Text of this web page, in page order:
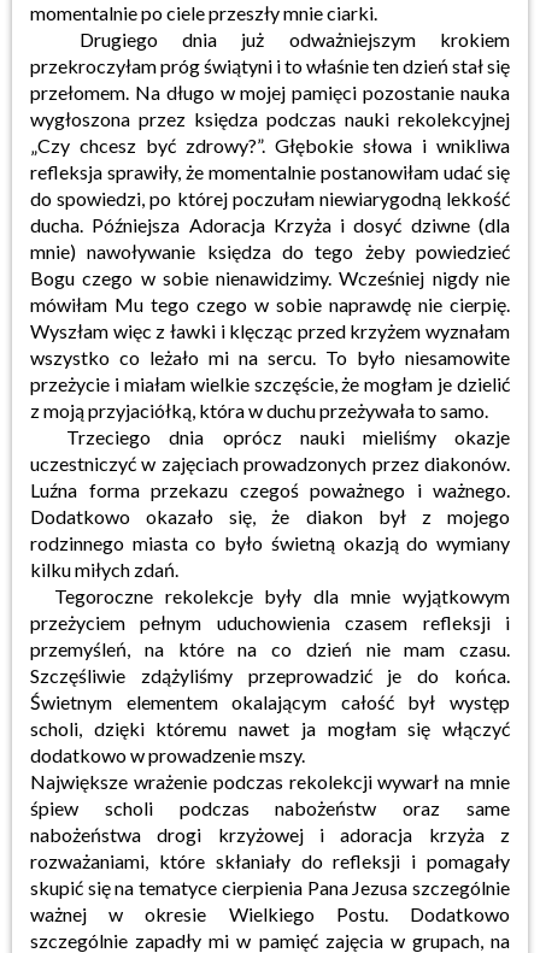
momentalnie po ciele przeszły mnie ciarki.
Drugiego dnia już odważniejszym krokiem
przekroczyłam próg świątyni i to właśnie ten dzień stał się
przełomem. Na długo w mojej pamięci pozostanie nauka
wygłoszona przez księdza podczas nauki rekolekcyjnej
„Czy chcesz być zdrowy?”. Głębokie słowa i wnikliwa
refleksja sprawiły, że momentalnie postanowiłam udać się
do spowiedzi, po której poczułam niewiarygodną lekkość
ducha. Późniejsza Adoracja Krzyża i dosyć dziwne (dla
mnie) nawoływanie księdza do tego żeby powiedzieć
Bogu czego w sobie nienawidzimy. Wcześniej nigdy nie
mówiłam Mu tego czego w sobie naprawdę nie cierpię.
Wyszłam więc z ławki i klęcząc przed krzyżem wyznałam
wszystko co leżało mi na sercu. To było niesamowite
przeżycie i miałam wielkie szczęście, że mogłam je dzielić
z moją przyjaciółką, która w duchu przeżywała to samo.
Trzeciego dnia oprócz nauki mieliśmy okazje
uczestniczyć w zajęciach prowadzonych przez diakonów.
Luźna forma przekazu czegoś poważnego i ważnego.
Dodatkowo okazało się, że diakon był z mojego
rodzinnego miasta co było świetną okazją do wymiany
kilku miłych zdań.
Tegoroczne rekolekcje były dla mnie wyjątkowym
przeżyciem pełnym uduchowienia czasem refleksji i
przemyśleń, na które na co dzień nie mam czasu.
Szczęśliwie zdążyliśmy przeprowadzić je do końca.
Świetnym elementem okalającym całość był występ
scholi, dzięki któremu nawet ja mogłam się włączyć
dodatkowo w prowadzenie mszy.
Największe wrażenie podczas rekolekcji wywarł na mnie
śpiew scholi podczas nabożeństw oraz same
nabożeństwa drogi krzyżowej i adoracja krzyża z
rozważaniami, które skłaniały do refleksji i pomagały
skupić się na tematyce cierpienia Pana Jezusa szczególnie
ważnej w okresie Wielkiego Postu. Dodatkowo
szczególnie zapadły mi w pamięć zajęcia w grupach, na